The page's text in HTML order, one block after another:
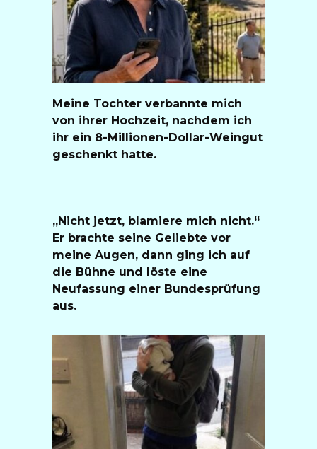
Meine Tochter verbannte mich
von ihrer Hochzeit, nachdem ich
ihr ein 8-Millionen-Dollar-Weingut
geschenkt hatte.
„Nicht jetzt, blamiere mich nicht.“
Er brachte seine Geliebte vor
meine Augen, dann ging ich auf
die Bühne und löste eine
Neufassung einer Bundesprüfung
aus.